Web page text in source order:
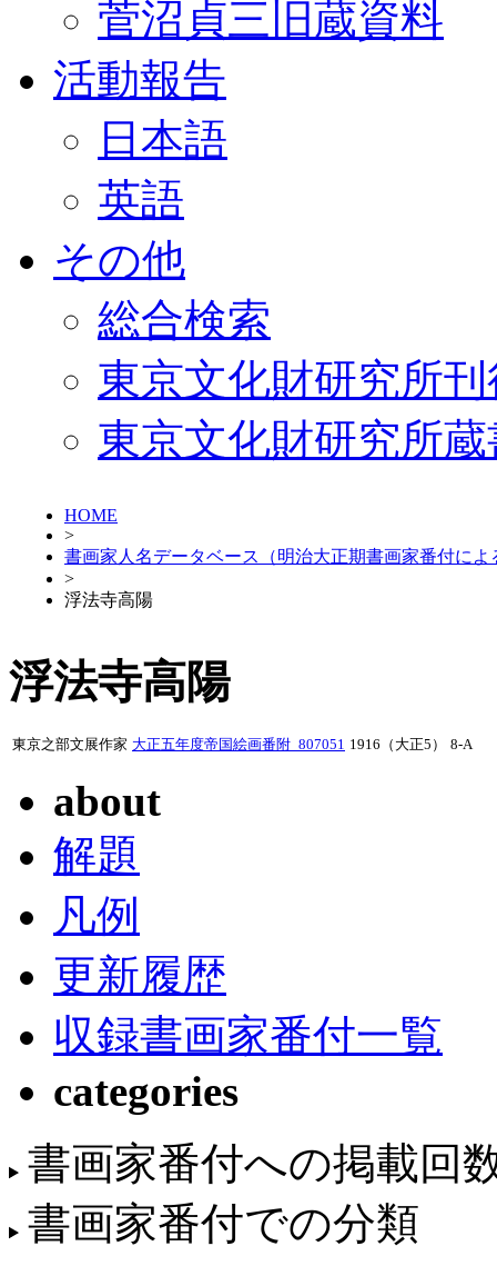
菅沼貞三旧蔵資料
活動報告
日本語
英語
その他
総合検索
東京文化財研究所
東京文化財研究所
HOME
>
書画家人名データベース（明治大正期書画家番付によ
>
浮法寺高陽
浮法寺高陽
東京之部文展作家 大正五年度帝国絵画番附_807051 1916（大正5） 8-A
about
解題
凡例
更新履歴
収録書画家番付一覧
categories
書画家番付への掲載回
書画家番付での分類